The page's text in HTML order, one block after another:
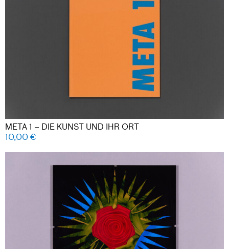
META 1 – DIE KUNST UND IHR ORT
10,00€